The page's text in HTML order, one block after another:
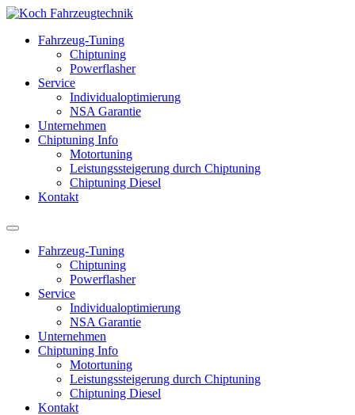
Fahrzeug-Tuning
Chiptuning
Powerflasher
Service
Individualoptimierung
NSA Garantie
Unternehmen
Chiptuning Info
Motortuning
Leistungssteigerung durch Chiptuning
Chiptuning Diesel
Kontakt
Fahrzeug-Tuning
Chiptuning
Powerflasher
Service
Individualoptimierung
NSA Garantie
Unternehmen
Chiptuning Info
Motortuning
Leistungssteigerung durch Chiptuning
Chiptuning Diesel
Kontakt